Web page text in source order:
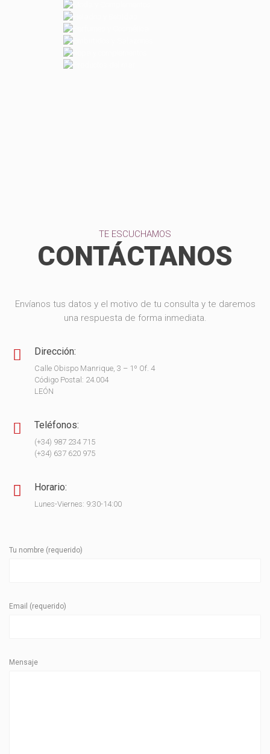
TE ESCUCHAMOS
CONTÁCTANOS
Envíanos tus datos y el motivo de tu consulta y te daremos
una respuesta de forma inmediata.
Dirección:
Calle Obispo Manrique, 3 – 1º Of. 4
Código Postal: 24.004
LEÓN
Teléfonos:
(+34) 987 234 715
(+34) 637 620 975
Horario:
Lunes-Viernes: 9:30-14:00
Tu nombre (requerido)
Email (requerido)
Mensaje